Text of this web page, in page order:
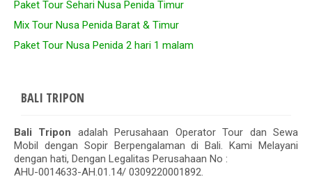
Paket Tour Sehari Nusa Penida Timur
Mix Tour Nusa Penida Barat & Timur
Paket Tour Nusa Penida 2 hari 1 malam
BALI TRIPON
Bali Tripon adalah Perusahaan Operator Tour dan Sewa
Mobil dengan Sopir Berpengalaman di Bali. Kami Melayani
dengan hati, Dengan Legalitas Perusahaan No :
AHU-0014633-AH.01.14/ 0309220001892.